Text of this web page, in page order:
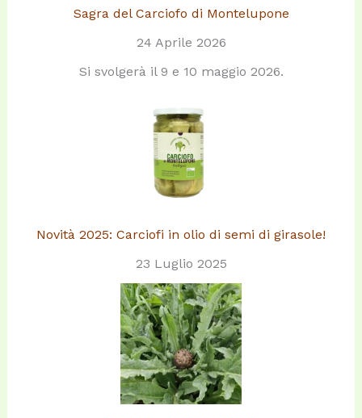
Sagra del Carciofo di Montelupone
24 Aprile 2026
Si svolgerà il 9 e 10 maggio 2026.
Novità 2025: Carciofi in olio di semi di girasole!
23 Luglio 2025